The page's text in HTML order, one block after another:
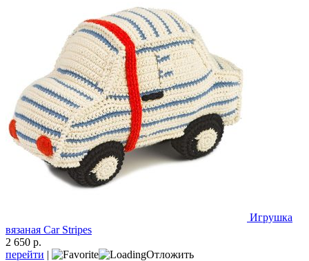
Игрушка
вязаная Car Stripes
2 650 р.
перейти | Отложить